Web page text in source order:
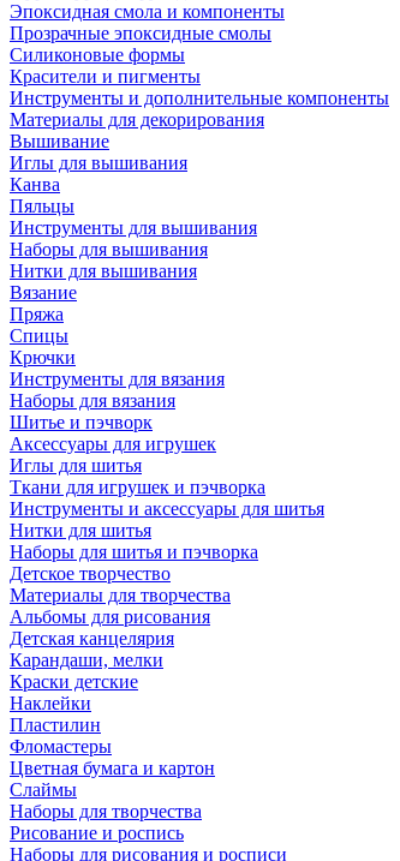
Эпоксидная смола и компоненты
Прозрачные эпоксидные смолы
Силиконовые формы
Красители и пигменты
Инструменты и дополнительные компоненты
Материалы для декорирования
Вышивание
Иглы для вышивания
Канва
Пяльцы
Инструменты для вышивания
Наборы для вышивания
Нитки для вышивания
Вязание
Пряжа
Спицы
Крючки
Инструменты для вязания
Наборы для вязания
Шитье и пэчворк
Аксессуары для игрушек
Иглы для шитья
Ткани для игрушек и пэчворка
Инструменты и аксессуары для шитья
Нитки для шитья
Наборы для шитья и пэчворка
Детское творчество
Материалы для творчества
Альбомы для рисования
Детская канцелярия
Карандаши, мелки
Краски детские
Наклейки
Пластилин
Фломастеры
Цветная бумага и картон
Слаймы
Наборы для творчества
Рисование и роспись
Наборы для рисования и росписи